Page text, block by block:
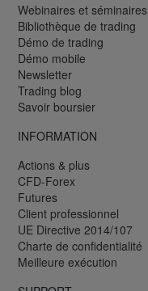
Webinaires et séminaires
Bibliothèque de trading
Démo de trading
Démo mobile
Newsletter
Trading blog
Savoir boursier
INFORMATION
Actions & plus
CFD-Forex
Futures
Client professionnel
UE Directive 2014/107
Charte de confidentialité
Meilleure exécution